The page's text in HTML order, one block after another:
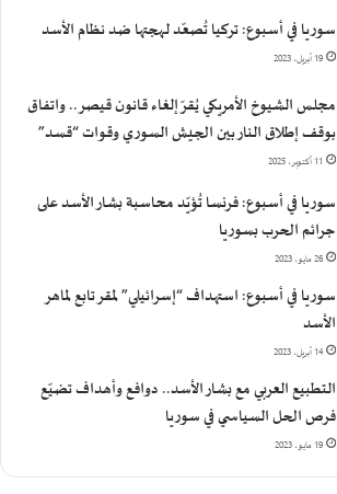
سوريا في أسبوع: تركيا تُصعّد لهجتها ضد نظام الأسد
19 أبريل، 2023
مجلس الشيوخ الأمريكي يُقرّ إلغاء قانون قيصر.. واتفاق
بوقف إطلاق النار بين الجيش السوري وقوات “قسد”
11 أكتوبر، 2025
سوريا في أسبوع: فرنسا تُؤيّد محاسبة بشار الأسد على
جرائم الحرب بسوريا
26 مايو، 2023
سوريا في أسبوع: استهداف “إسرائيلي” لمقر تابع لماهر
الأسد
14 أبريل، 2023
التطبيع العربي مع بشار الأسد.. دوافع وأهداف تضيّع
فرص الحل السياسي في سوريا
19 مايو، 2023